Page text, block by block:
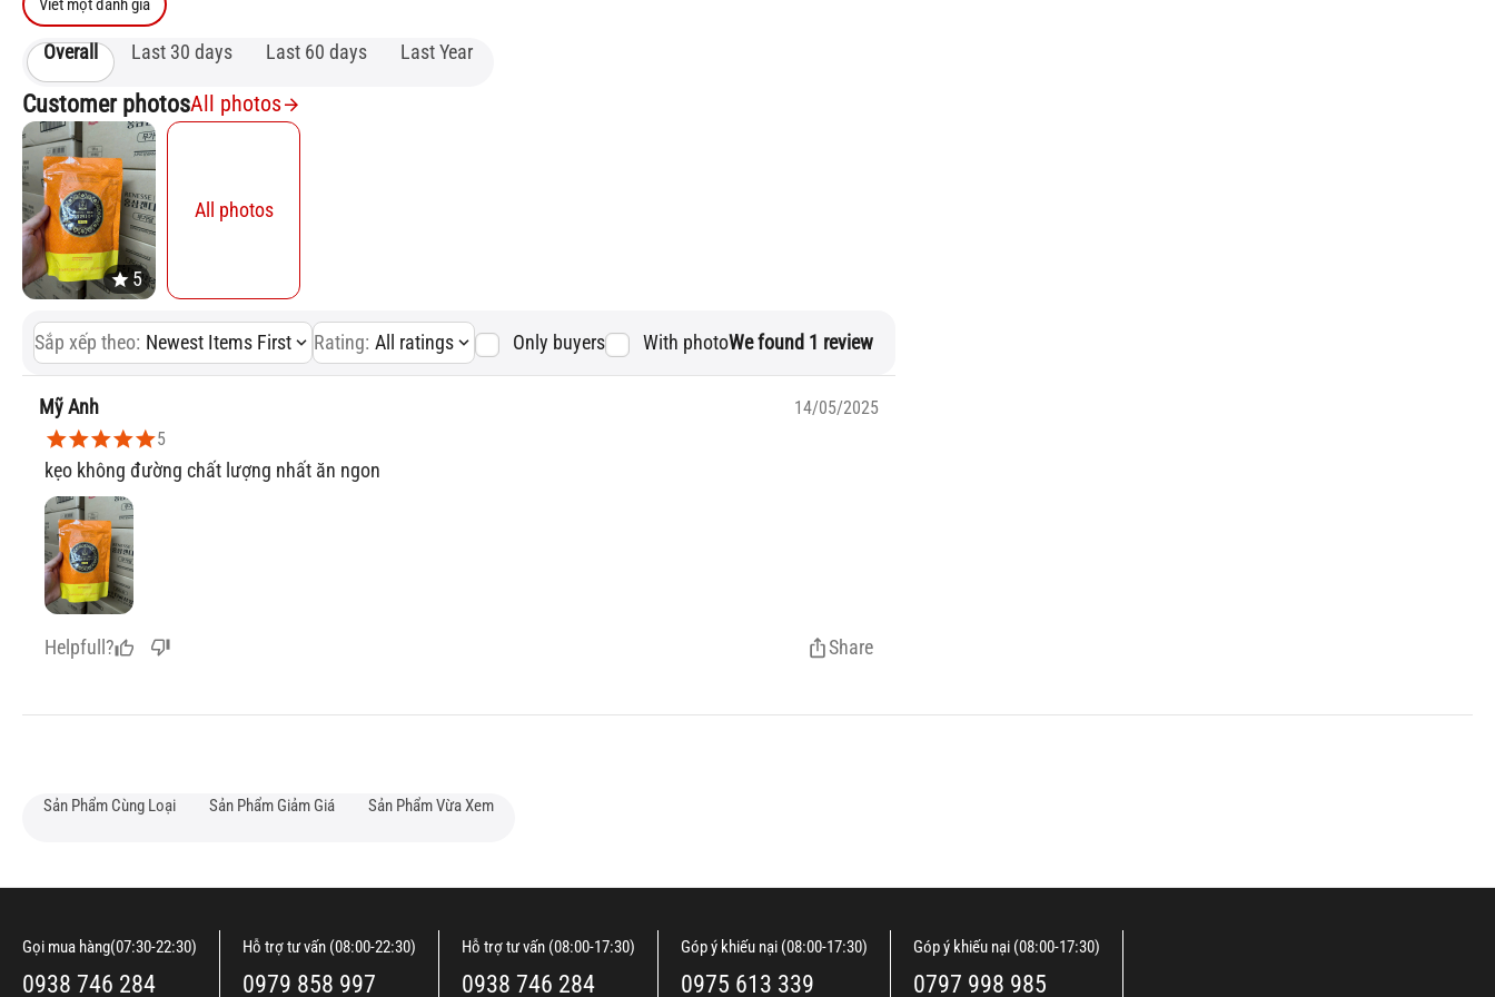
Overall Last 30 days Last 60 days Last Year
Customer photosAll photos
All photos
Sắp xếp theo: Newest Items First Rating: All ratings Only buyers With photoWe found 1 review
Mỹ Anh
14/05/2025
5
kẹo không đường chất lượng nhất ăn ngon
Helpfull? Share
Sản Phẩm Cùng Loại Sản Phẩm Giảm Giá Sản Phẩm Vừa Xem
Gọi mua hàng(07:30-22:30)
0938 746 284
Hỗ trợ tư vấn (08:00-22:30)
0979 858 997
Hỗ trợ tư vấn (08:00-17:30)
0938 746 284
Góp ý khiếu nại (08:00-17:30)
0975 613 339
Góp ý khiếu nại (08:00-17:30)
0797 998 985